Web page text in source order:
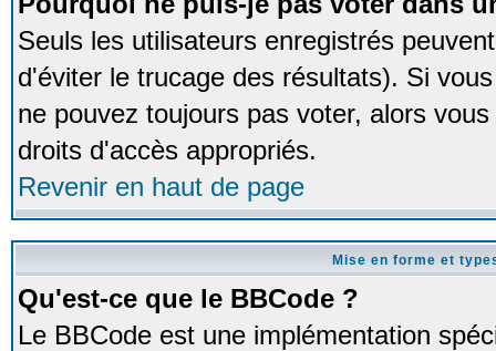
Seuls les utilisateurs enregistrés
d'éviter le trucage des résultats). Si
ne pouvez toujours pas voter, alors
droits d'accès appropriés.
Revenir en haut de page
Mise en forme et
Qu'est-ce que le BBCode ?
Le BBCode est une implémentation